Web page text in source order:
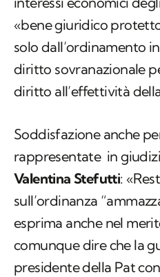
«bene giuridico
solo dall’ordinamento
diritto sovranazionale
diritto all’effettività
Soddisfazione anche
rappresentate in
Valentina Stefutti:
sull’ordinanza
esprima anche nel
comunque dire che la
presidente della Pat